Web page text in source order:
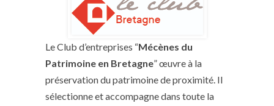
Le Club d’entreprises “Mécènes du
Patrimoine en Bretagne” œuvre à la
préservation du patrimoine de proximité. Il
sélectionne et accompagne dans toute la